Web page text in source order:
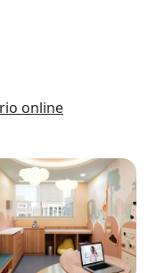
online